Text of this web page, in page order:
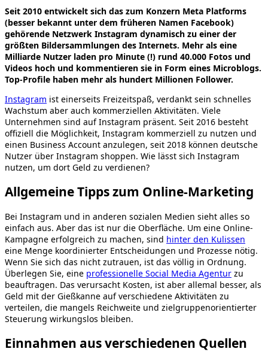
Seit 2010 entwickelt sich das zum Konzern Meta Platforms
(besser bekannt unter dem früheren Namen Facebook)
gehörende Netzwerk Instagram dynamisch zu einer der
größten Bildersammlungen des Internets. Mehr als eine
Milliarde Nutzer laden pro Minute (!) rund 40.000 Fotos und
Videos hoch und kommentieren sie in Form eines Microblogs.
Top-Profile haben mehr als hundert Millionen Follower.
Instagram ist einerseits Freizeitspaß, verdankt sein schnelles
Wachstum aber auch kommerziellen Aktivitäten. Viele
Unternehmen sind auf Instagram präsent. Seit 2016 besteht
offiziell die Möglichkeit, Instagram kommerziell zu nutzen und
einen Business Account anzulegen, seit 2018 können deutsche
Nutzer über Instagram shoppen. Wie lässt sich Instagram
nutzen, um dort Geld zu verdienen?
Allgemeine Tipps zum Online-Marketing
Bei Instagram und in anderen sozialen Medien sieht alles so
einfach aus. Aber das ist nur die Oberfläche. Um eine Online-
Kampagne erfolgreich zu machen, sind hinter den Kulissen
eine Menge koordinierter Entscheidungen und Prozesse nötig.
Wenn Sie sich das nicht zutrauen, ist das völlig in Ordnung.
Überlegen Sie, eine professionelle Social Media Agentur zu
beauftragen. Das verursacht Kosten, ist aber allemal besser, als
Geld mit der Gießkanne auf verschiedene Aktivitäten zu
verteilen, die mangels Reichweite und zielgruppenorientierter
Steuerung wirkungslos bleiben.
Einnahmen aus verschiedenen Quellen